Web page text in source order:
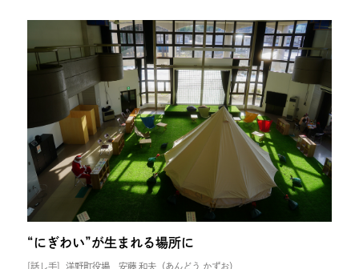
“にぎわい”が生まれる場所に
[話し手] 洋野町役場 安藤 和夫（あんどう かずお）